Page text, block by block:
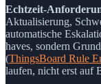
Echtzeit-
Aktualisierung,
automatische
haves, sondern
(ThingsBoard Rule
laufen, nicht erst auf